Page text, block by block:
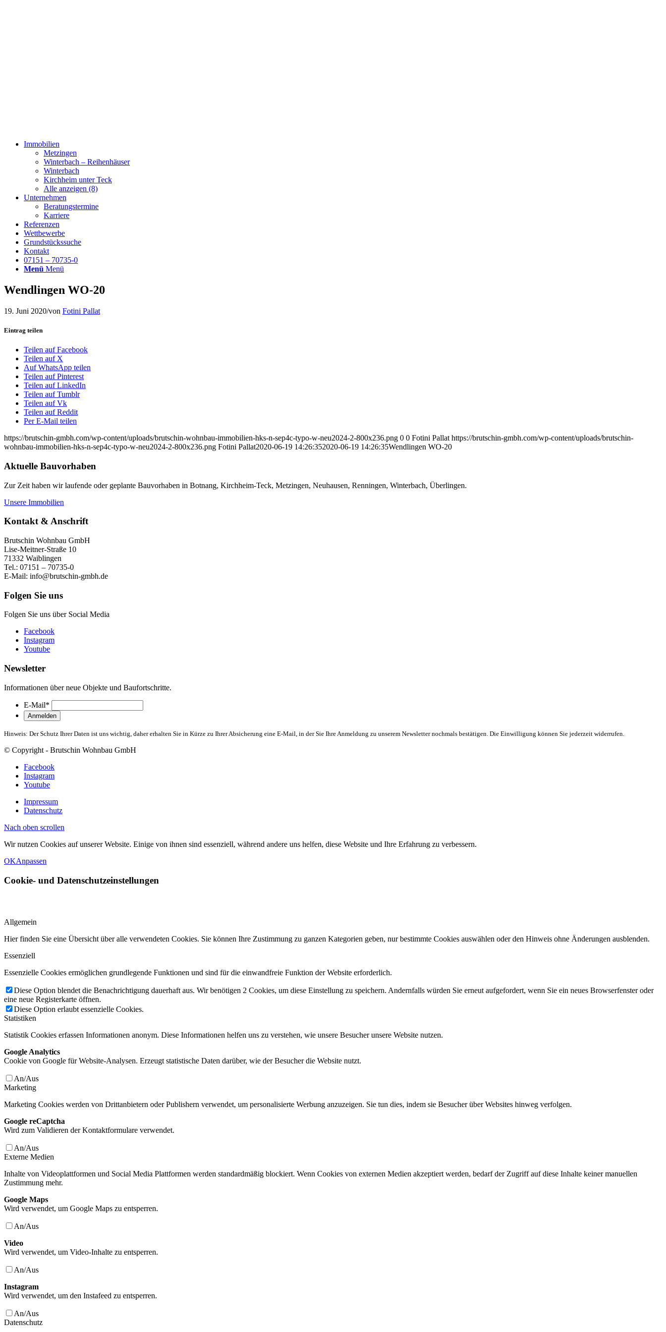
Immobilien
Metzingen
Winterbach – Reihenhäuser
Winterbach
Kirchheim unter Teck
Alle anzeigen (8)
Unternehmen
Beratungstermine
Karriere
Referenzen
Wettbewerbe
Grundstückssuche
Kontakt
07151 – 70735-0
Menü Menü
Wendlingen WO-20
19. Juni 2020/von Fotini Pallat
Eintrag teilen
Teilen auf Facebook
Teilen auf X
Auf WhatsApp teilen
Teilen auf Pinterest
Teilen auf LinkedIn
Teilen auf Tumblr
Teilen auf Vk
Teilen auf Reddit
Per E-Mail teilen
https://brutschin-gmbh.com/wp-content/uploads/brutschin-wohnbau-immobilien-hks-n-sep4c-typo-w-neu2024-2-800x236.png 0 0 Fotini Pallat https://brutschin-gmbh.com/wp-content/uploads/brutschin-
wohnbau-immobilien-hks-n-sep4c-typo-w-neu2024-2-800x236.png Fotini Pallat2020-06-19 14:26:352020-06-19 14:26:35Wendlingen WO-20
Aktuelle Bauvorhaben
Zur Zeit haben wir laufende oder geplante Bauvorhaben in Botnang, Kirchheim-Teck, Metzingen, Neuhausen, Renningen, Winterbach, Überlingen.
Unsere Immobilien
Kontakt & Anschrift
Brutschin Wohnbau GmbH
Lise-Meitner-Straße 10
71332 Waiblingen
Tel.: 07151 – 70735-0
E-Mail: info@brutschin-gmbh.de
Folgen Sie uns
Folgen Sie uns über Social Media
Facebook
Instagram
Youtube
Newsletter
Informationen über neue Objekte und Baufortschritte.
E-Mail*
Hinweis: Der Schutz Ihrer Daten ist uns wichtig, daher erhalten Sie in Kürze zu Ihrer Absicherung eine E-Mail, in der Sie Ihre Anmeldung zu unserem Newsletter nochmals bestätigen. Die Einwilligung können Sie jederzeit widerrufen.
© Copyright - Brutschin Wohnbau GmbH
Facebook
Instagram
Youtube
Impressum
Datenschutz
Nach oben scrollen
Wir nutzen Cookies auf unserer Website. Einige von ihnen sind essenziell, während andere uns helfen, diese Website und Ihre Erfahrung zu verbessern.
OKAnpassen
Cookie- und Datenschutzeinstellungen
Allgemein
Hier finden Sie eine Übersicht über alle verwendeten Cookies. Sie können Ihre Zustimmung zu ganzen Kategorien geben, nur bestimmte Cookies auswählen oder den Hinweis ohne Änderungen ausblenden.
Essenziell
Essenzielle Cookies ermöglichen grundlegende Funktionen und sind für die einwandfreie Funktion der Website erforderlich.
Diese Option blendet die Benachrichtigung dauerhaft aus. Wir benötigen 2 Cookies, um diese Einstellung zu speichern. Andernfalls würden Sie erneut aufgefordert, wenn Sie ein neues Browserfenster oder
eine neue Registerkarte öffnen.
Diese Option erlaubt essenzielle Cookies.
Statistiken
Statistik Cookies erfassen Informationen anonym. Diese Informationen helfen uns zu verstehen, wie unsere Besucher unsere Website nutzen.
Google Analytics
Cookie von Google für Website-Analysen. Erzeugt statistische Daten darüber, wie der Besucher die Website nutzt.
An/Aus
Marketing
Marketing Cookies werden von Drittanbietern oder Publishern verwendet, um personalisierte Werbung anzuzeigen. Sie tun dies, indem sie Besucher über Websites hinweg verfolgen.
Google reCaptcha
Wird zum Validieren der Kontaktformulare verwendet.
An/Aus
Externe Medien
Inhalte von Videoplattformen und Social Media Plattformen werden standardmäßig blockiert. Wenn Cookies von externen Medien akzeptiert werden, bedarf der Zugriff auf diese Inhalte keiner manuellen
Zustimmung mehr.
Google Maps
Wird verwendet, um Google Maps zu entsperren.
An/Aus
Video
Wird verwendet, um Video-Inhalte zu entsperren.
An/Aus
Instagram
Wird verwendet, um den Instafeed zu entsperren.
An/Aus
Datenschutz